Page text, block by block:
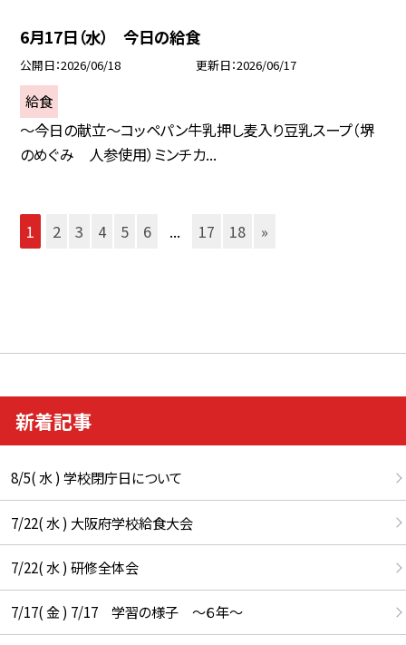
6月17日（水） 今日の給食
公開日 2026/06/18 更新日 2026/06/17
給食
～今日の献立～コッペパン牛乳押し麦入り豆乳スープ（堺
のめぐみ 人参使用）ミンチカ...
1 2 3 4 5 6 ... 17 18 »
新着記事
8/5( 水 ) 学校閉庁日について
7/22( 水 ) 大阪府学校給食大会
7/22( 水 ) 研修全体会
7/17( 金 ) 7/17 学習の様子 ～６年～